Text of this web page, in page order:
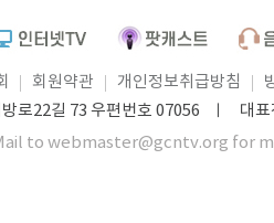
회원약관 개인정보취급방침
방로22길 73 우편번호 07056 ㅣ 대
to webmaster@gcntv.org for